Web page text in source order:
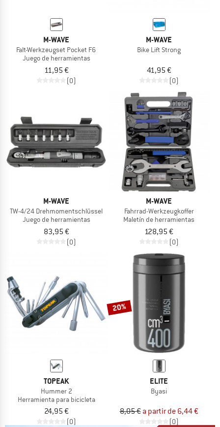
M-WAVE
Falt-Werkzeugset Pocket F6
Juego de herramientas
11,95 €
(0)
M-WAVE
Bike Lift Strong
41,95 €
(0)
M-WAVE
TW-4/24 Drehmomentschlüssel
Juego de herramientas
83,95 €
(0)
M-WAVE
Fahrrad-Werkzeugkoffer
Maletín de herramientas
128,95 €
(0)
TOPEAK
Hummer 2
Herramienta para bicicleta
24,95 €
(0)
20%
ELITE
Byasi
8,05 € a partir de 6,44 €
(0)